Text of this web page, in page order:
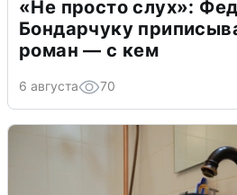
«Не просто слух»:
Бондарчуку
роман — с кем
6 августа 70